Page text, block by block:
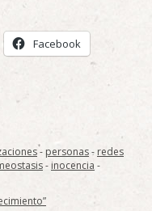
Facebook
- personas- redes
- inocencia -